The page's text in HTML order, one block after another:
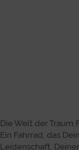
Die Welt der Traum
Ein Fahrrad, das
Leidenschaft,